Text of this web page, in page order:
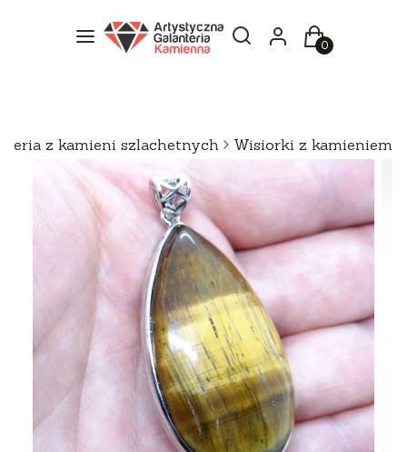
Menu Otwórz wyszukiwarkę
SzukajZaloguj sięKoszyk
z kamieni szlachetnych Wisiorki z kamieniem